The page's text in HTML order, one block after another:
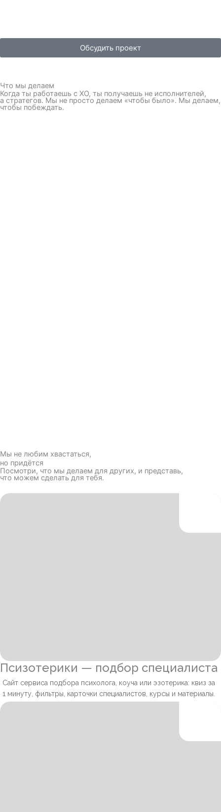
Обсудить проект
Что мы делаем
Когда ты работаешь с XO, ты получаешь не исполнителей,
а стратегов. Мы не просто делаем «чтобы было». Мы делаем,
чтобы побеждать.
Мы не любим хвастаться,
но придётся
Посмотри, что мы делаем для других, и представь,
что можем сделать для тебя.
Псизотерики — подбор специалиста
Сайт сервиса подбора психолога, коуча или эзотерика: квиз за
1 минуту, фильтры, карточки специалистов, курсы и материалы.